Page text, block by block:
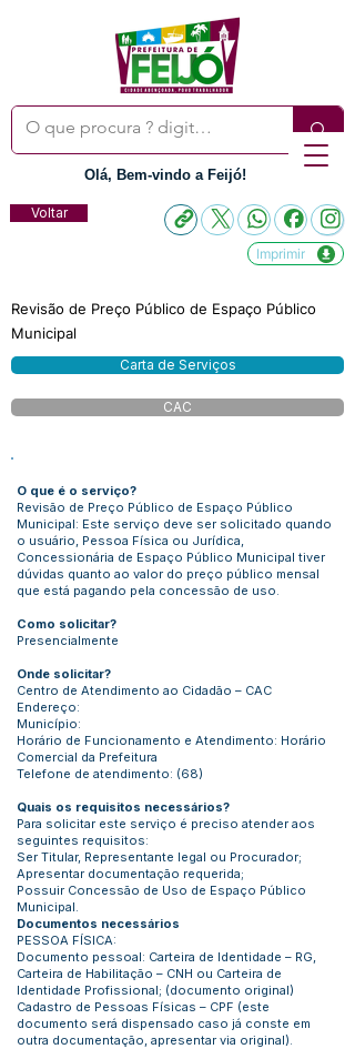
Olá, Bem-vindo a Feijó!
Voltar
Imprimir
Revisão de Preço Público de Espaço Público
Municipal
Carta de Serviços
CAC
O que é o serviço?
Revisão de Preço Público de Espaço Público
Municipal: Este serviço deve ser solicitado quando
o usuário, Pessoa Física ou Jurídica,
Concessionária de Espaço Público Municipal tiver
dúvidas quanto ao valor do preço público mensal
que está pagando pela concessão de uso.
Como solicitar?
Presencialmente
Onde solicitar?
Centro de Atendimento ao Cidadão – CAC
Endereço:
Município:
Horário de Funcionamento e Atendimento: Horário
Comercial da Prefeitura
Telefone de atendimento: (68)
Quais os requisitos necessários?
Para solicitar este serviço é preciso atender aos
seguintes requisitos:
Ser Titular, Representante legal ou Procurador;
Apresentar documentação requerida;
Possuir Concessão de Uso de Espaço Público
Municipal.
Documentos necessários
PESSOA FÍSICA:
Documento pessoal: Carteira de Identidade – RG,
Carteira de Habilitação – CNH ou Carteira de
Identidade Profissional; (documento original)
Cadastro de Pessoas Físicas – CPF (este
documento será dispensado caso já conste em
outra documentação, apresentar via original).